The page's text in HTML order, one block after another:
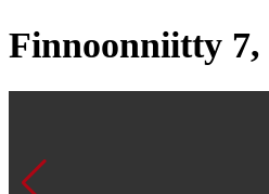
Finnoonniitty 7,